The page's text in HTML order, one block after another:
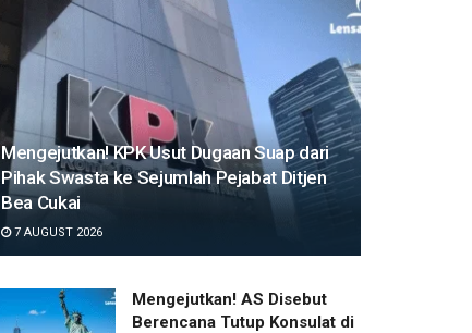
Mengejutkan! KPK Usut Dugaan Suap dari
Pihak Swasta ke Sejumlah Pejabat Ditjen
Bea Cukai
7 AUGUST 2026
Mengejutkan! AS Disebut
Berencana Tutup Konsulat di